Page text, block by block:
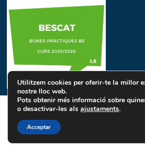
Avís LegalPolítica de Privacitat
Utilitzem cookies per oferir-te la millor
nostre lloc web.
Pots obtenir més informació sobre
o desactivar-les als ajustaments.
Acceptar